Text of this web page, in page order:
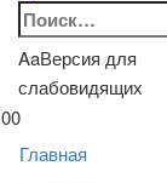
Найти:
AaВерсия для
слабовидящих
00
Главная